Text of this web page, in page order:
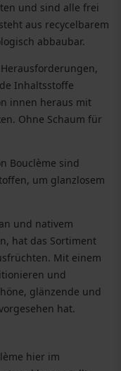
und sind alle frei
aus recycelbarem
abbaubar.
Inhaltsstoffe
innen heraus mit
Ohne Schaum für
Bouclème sind
um glanzlosem
und nativem
hat das Sortiment
Mit einem
und
glänzende und
hat.
hier im